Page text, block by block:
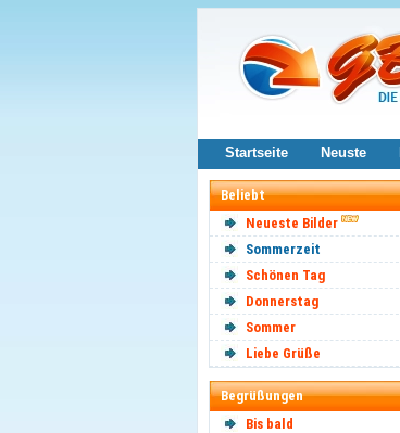
Startseite Neuste
Beliebt
Neueste Bilder
Sommerzeit
Schönen Tag
Donnerstag
Sommer
Liebe Grüße
Begrüßungen
Bis bald